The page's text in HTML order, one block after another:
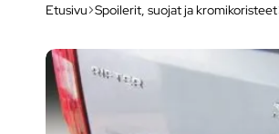
Etusivu Spoilerit, suojat ja kromikoristeet